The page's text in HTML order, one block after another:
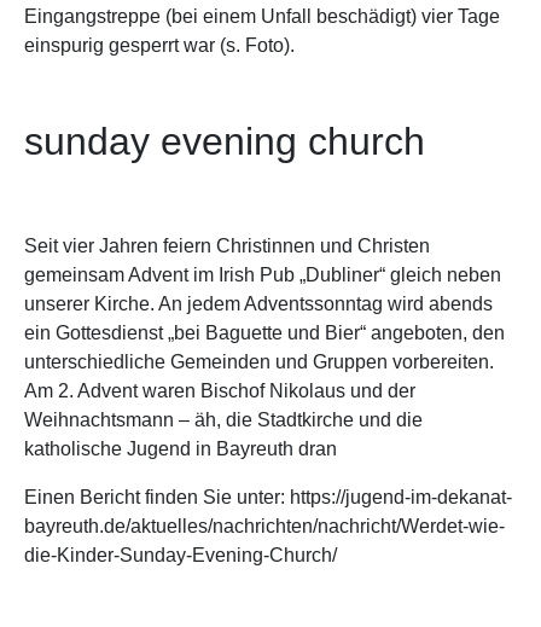
Eingangstreppe (bei einem Unfall beschädigt) vier Tage
einspurig gesperrt war (s. Foto).
sunday evening church
Seit vier Jahren feiern Christinnen und Christen
gemeinsam Advent im Irish Pub „Dubliner“ gleich neben
unserer Kirche. An jedem Adventssonntag wird abends
ein Gottesdienst „bei Baguette und Bier“ angeboten, den
unterschiedliche Gemeinden und Gruppen vorbereiten.
Am 2. Advent waren Bischof Nikolaus und der
Weihnachtsmann – äh, die Stadtkirche und die
katholische Jugend in Bayreuth dran
Einen Bericht finden Sie unter: https://jugend-im-dekanat-
bayreuth.de/aktuelles/nachrichten/nachricht/Werdet-wie-
die-Kinder-Sunday-Evening-Church/